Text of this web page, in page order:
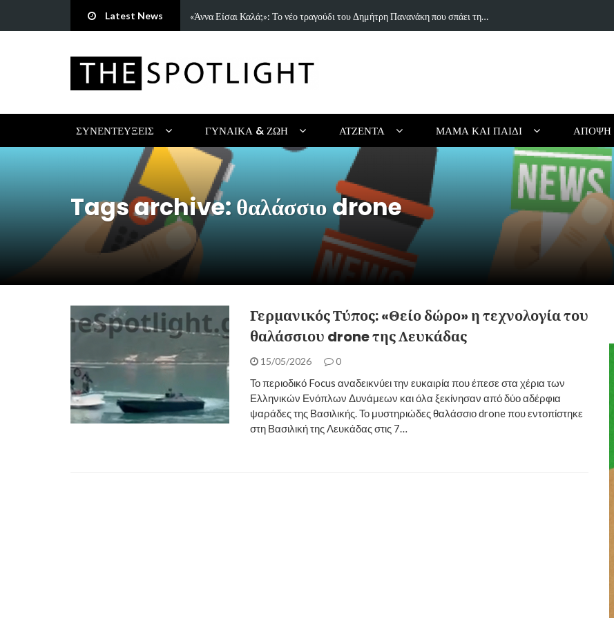
Latest News
Πανανάκη που σπάει τη… 5 Ιδέες & Βιβλία για ένα Δημιουργικό Καλοκαίρι Χωρίς Οθόνες (για Παιδιά… Τα 5
ΣΥΝΕΝΤΕΎΞΕΙΣ ΓΥΝΑΊΚΑ & ΖΩΉ ΑΤΖΈΝΤΑ ΜΑΜΆ ΚΑΙ ΠΑΙΔΊ ΆΠΟΨΗ
Tags archive: θαλάσσιο drone
Γερμανικός Τύπος: «Θείο δώρο» η τεχνολογία του
θαλάσσιου drone της Λευκάδας
15/05/2026 0
Το περιοδικό Focus αναδεικνύει την ευκαιρία που έπεσε στα χέρια των
Ελληνικών Ενόπλων Δυνάμεων και όλα ξεκίνησαν από δύο αδέρφια
ψαράδες της Βασιλικής. Το μυστηριώδες θαλάσσιο drone που εντοπίστηκε
στη Βασιλική της Λευκάδας στις 7…